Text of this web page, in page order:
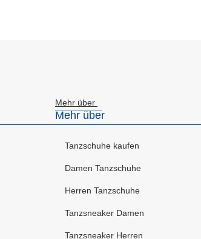
Mehr über
Mehr über
Tanzschuhe kaufen
Damen Tanzschuhe
Herren Tanzschuhe
Tanzsneaker Damen
Tanzsneaker Herren